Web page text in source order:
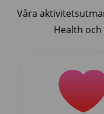
Våra
Health